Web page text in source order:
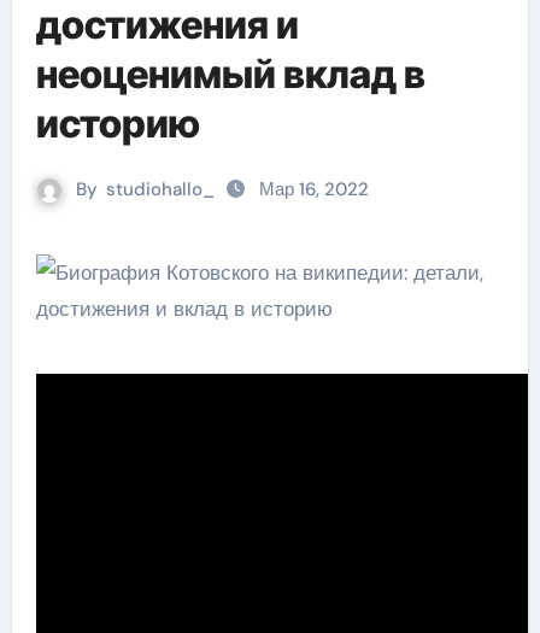
достижения и
неоценимый вклад в
историю
By studiohallo_ Мар 16, 2022